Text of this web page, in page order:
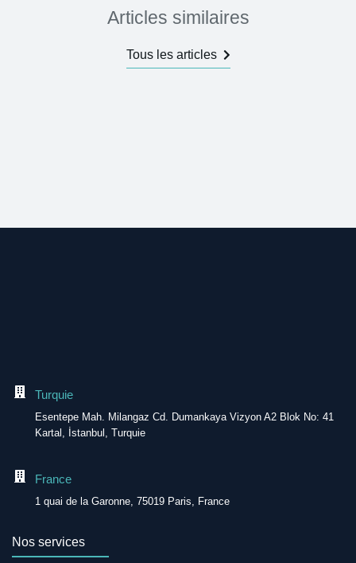
Articles similaires
Tous les articles
Turquie
Esentepe Mah. Milangaz Cd. Dumankaya Vizyon A2 Blok No: 41
Kartal, İstanbul, Turquie
France
1 quai de la Garonne, 75019 Paris, France
Nos services